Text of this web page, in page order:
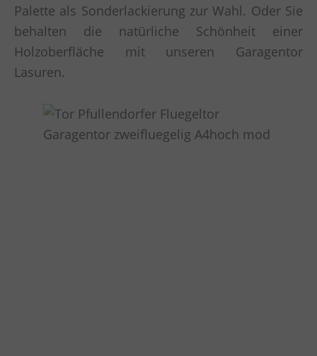
Palette als Sonderlackierung zur Wahl. Oder Sie
behalten die natürliche Schönheit einer
Holzoberfläche mit unseren Garagentor
Lasuren.